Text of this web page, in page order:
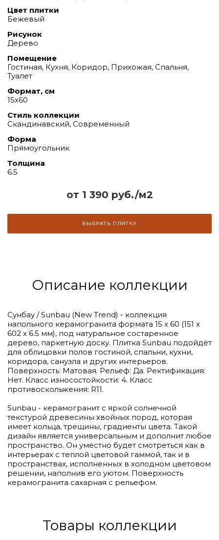
от 1 390 руб./м2
ВЫБРАТЬ ПЛИТКУ
Цвет плитки
Бежевый
Рисунок
Дерево
Помещение
Гостиная, Кухня, Коридор, Прихожая, Спальня,
Туалет
Формат, см
15х60
Стиль коллекции
Скандинавский, Современный
Форма
Прямоугольник
Толщина
6.5
Описание коллекции
Сунбау / Sunbau (New Trend) - коллекция
напольного керамогранита формата 15 х 60 (151 x
602 x 6.5 мм), под натуральное состаренное
дерево, паркетную доску. Плитка Sunbau подойдёт
для облицовки полов гостиной, спальни, кухни,
коридора, санузла и других интерьеров.
Поверхность: Матовая. Рельеф: Да. Ректификация:
Нет. Класс износостойкости: 4. Класс
противоскольжения: R11.
Sunbau - керамогранит с яркой солнечной
текстурой древесины хвойных пород, которая
имеет кольца, трещины, градиенты цвета. Такой
дизайн является универсальным и дополнит любое
пространство. Он уместно будет смотреться как в
интерьерах с теплой цветовой гаммой, так и в
пространствах, исполненных в холодном цветовом
решении, наполнив его уютом. Поверхность
керамогранита сахарная с рельефом.
Товары коллекции